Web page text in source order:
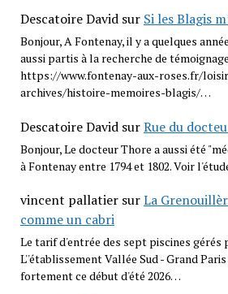
Descatoire Davidsur Si les Blagis
Bonjour, A Fontenay, il y a quelques
aussi partis à la recherche de
https://www.fontenay-aux-roses.fr/
archives/histoire-memoires-blagis/…
Descatoire DavidsurRue du
Bonjour, Le docteur Thore a aussi été
à Fontenay entre 1794 et 1802. Voir
vincent pallatiersurLa
comme un cabri
Le tarif d'entrée des sept piscines gérés
L''établissement Vallée Sud - Grand
fortement ce début d'été 2026…